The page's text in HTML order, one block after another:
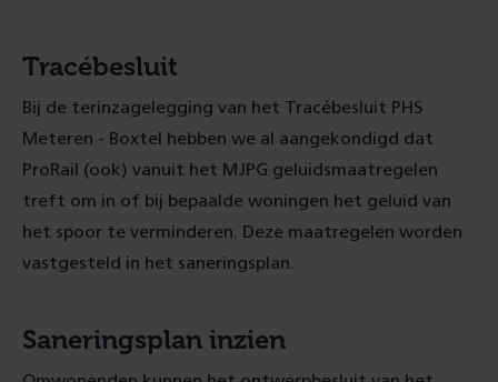
Tracébesluit
Bij de terinzagelegging van het Tracébesluit PHS
Meteren - Boxtel hebben we al aangekondigd dat
ProRail (ook) vanuit het MJPG geluidsmaatregelen
treft om in of bij bepaalde woningen het geluid van
het spoor te verminderen. Deze maatregelen worden
vastgesteld in het saneringsplan.
Saneringsplan inzien